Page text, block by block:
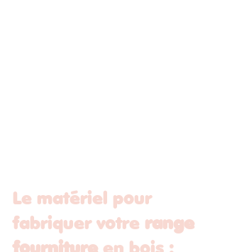
Le matériel pour
fabriquer votre range